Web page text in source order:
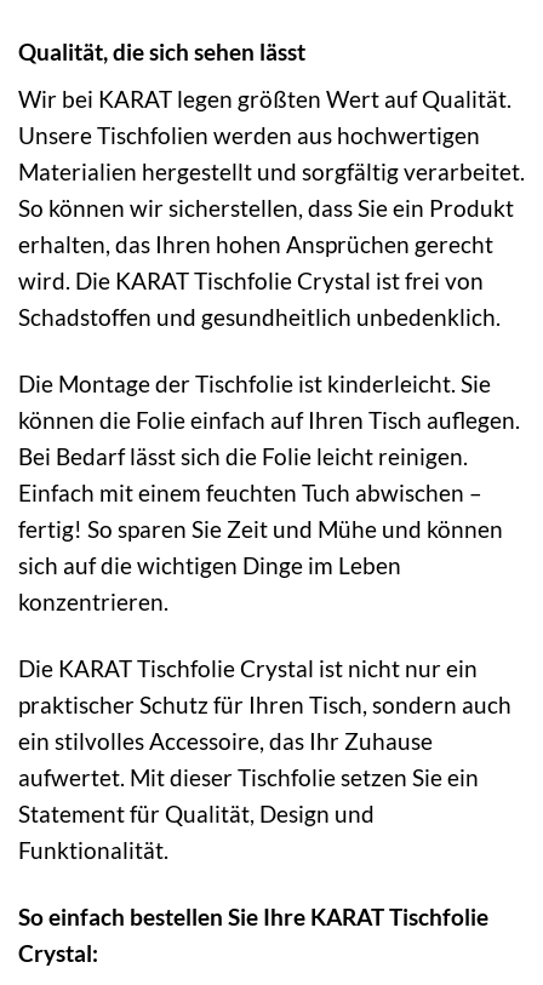
Qualität, die sich sehen lässt
Wir bei KARAT legen größten Wert auf Qualität.
Unsere Tischfolien werden aus hochwertigen
Materialien hergestellt und sorgfältig verarbeitet.
So können wir sicherstellen, dass Sie ein Produkt
erhalten, das Ihren hohen Ansprüchen gerecht
wird. Die KARAT Tischfolie Crystal ist frei von
Schadstoffen und gesundheitlich unbedenklich.
Die Montage der Tischfolie ist kinderleicht. Sie
können die Folie einfach auf Ihren Tisch auflegen.
Bei Bedarf lässt sich die Folie leicht reinigen.
Einfach mit einem feuchten Tuch abwischen –
fertig! So sparen Sie Zeit und Mühe und können
sich auf die wichtigen Dinge im Leben
konzentrieren.
Die KARAT Tischfolie Crystal ist nicht nur ein
praktischer Schutz für Ihren Tisch, sondern auch
ein stilvolles Accessoire, das Ihr Zuhause
aufwertet. Mit dieser Tischfolie setzen Sie ein
Statement für Qualität, Design und
Funktionalität.
So einfach bestellen Sie Ihre KARAT Tischfolie
Crystal: